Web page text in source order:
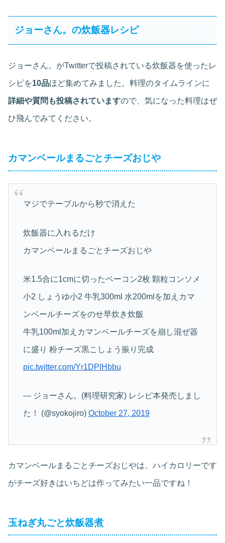
ジョーさん。の炊飯器レシピ
ジョーさん。がTwitterで投稿されている炊飯器を使ったレ
シピを10品ほど集めてみました。料理のタイムラインに
詳細や質問も投稿されていますので、気になった料理はぜ
ひ飛んでみてください。
カマンベールまるごとチーズおじや
マジでテーブルから秒で消えた
炊飯器に入れるだけ
カマンベールまるごとチーズおじや
米1.5合に1cmに切ったベーコン2枚 顆粒コンソメ
小2 しょうゆ小2 牛乳300ml 水200mlを加えカマ
ンベールチーズをのせ早炊き炊飯
牛乳100ml加えカマンベールチーズを崩し混ぜ器
に盛り 粉チーズ黒こしょう振り完成
pic.twitter.com/Yr1DPlHbbu
— ジョーさん。(料理研究家) レシピ本発売しまし
た！ (@syokojiro) October 27, 2019
カマンベールまるごとチーズおじやは、ハイカロリーです
がチーズ好きはいちどは作ってみたい一品ですね！
玉ねぎ丸ごと炊飯器煮